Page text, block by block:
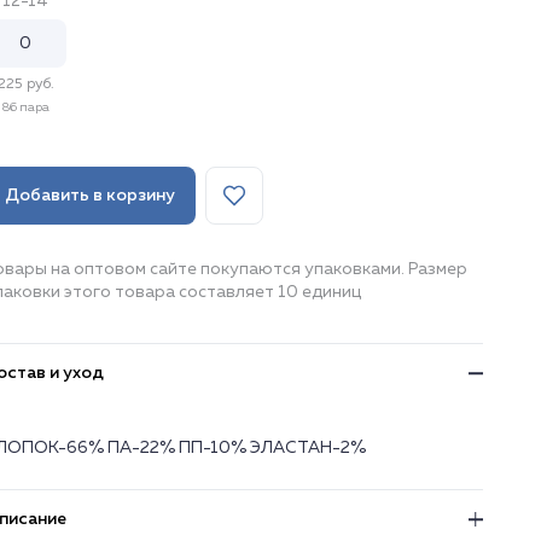
руб.
86 пара
Добавить в корзину
на оптовом сайте покупаются упаковками. Размер
этого товара составляет 10 единиц
и уход
66% ПА-22% ПП-10% ЭЛАСТАН-2%